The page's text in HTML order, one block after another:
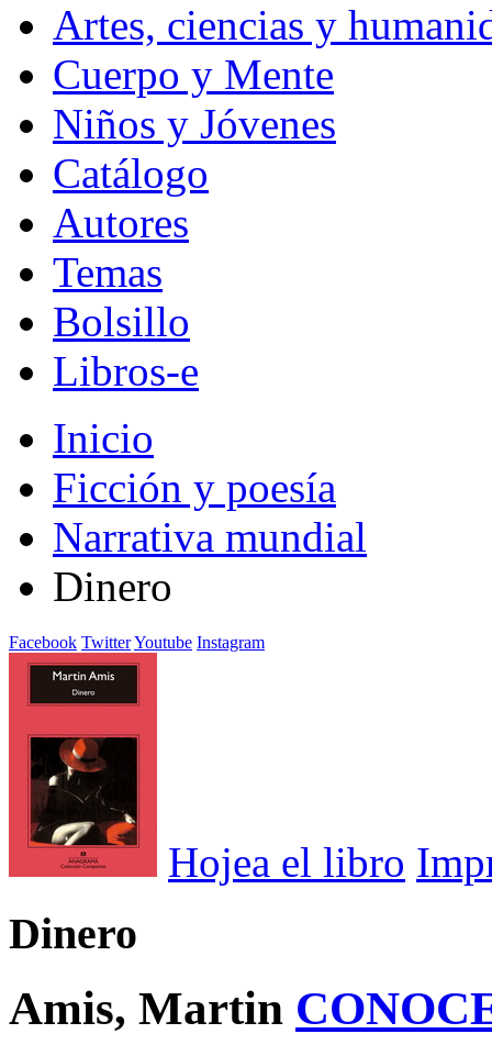
Artes, ciencias y
Cuerpo y Mente
Niños y Jóvenes
Catálogo
Autores
Temas
Bolsillo
Libros-e
Inicio
Ficción y poesía
Narrativa mundial
Dinero
Facebook TwitterYoutube Instagram
Hojea el libro
Dinero
Amis, Martin